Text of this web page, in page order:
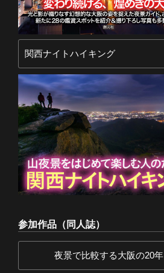
関西ナイトハイキング
参加作品（同人誌）
夜景で比較する大阪の20年